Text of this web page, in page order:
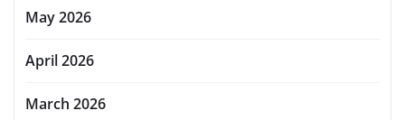
May 2026
April 2026
March 2026